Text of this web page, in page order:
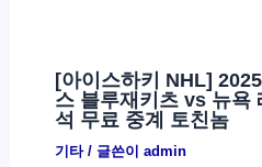
[아이스하키 NHL]
스 블루재키츠 vs 뉴욕
석 무료 중계 토친놈
기타/ 글쓴이 admin